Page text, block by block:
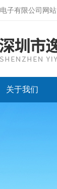
子有限公司网站
关于我们